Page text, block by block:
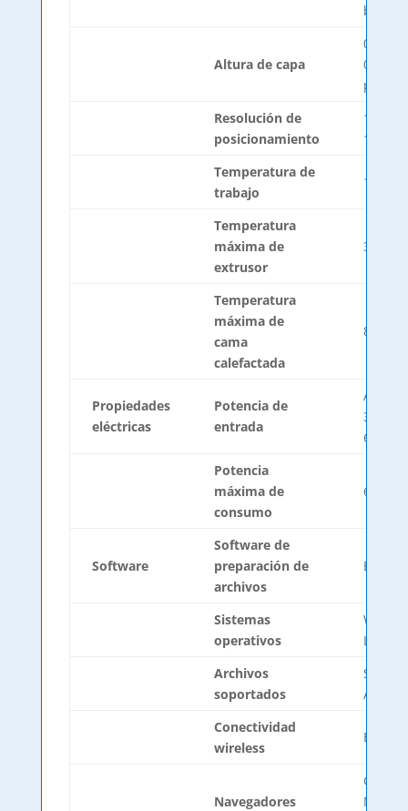
Altura de capa
Resolución de
posicionamiento
Temperatura de
trabajo
15ºC –
Temperatura
máxima de
extrusor
300ºC
Temperatura
máxima de
cama
calefactada
80ºC
Propiedades
eléctricas
Potencia de
entrada
AC 84-
3,6-
60Hz
Potencia
máxima de
consumo
650 W
Software
Software de
preparación de
archivos
Sistemas
operativos
Linux
Archivos
soportados
STL,
AMF
Conectividad
wireless
Navegadores